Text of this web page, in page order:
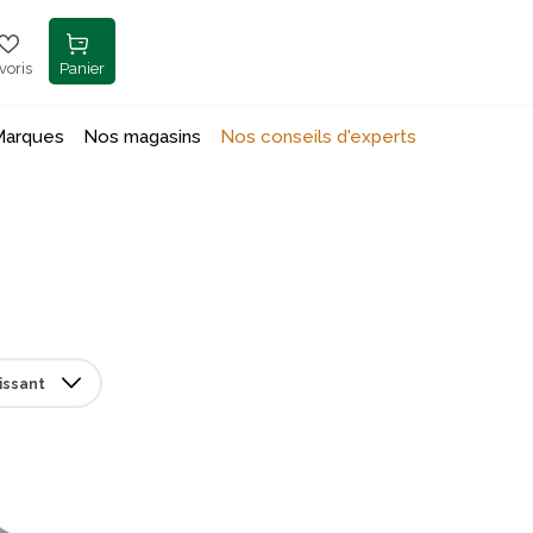
Panier
Nos magasins Nos conseils d'experts